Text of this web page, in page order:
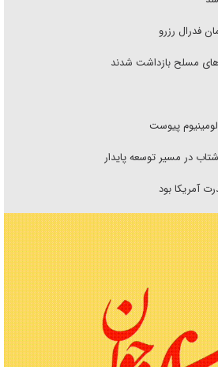
فدرال رزرو
پیوست
در مسیر توسعه پایدار
آمریکا بود